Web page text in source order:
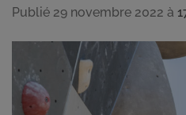
Publié 29 novembre 2022 à